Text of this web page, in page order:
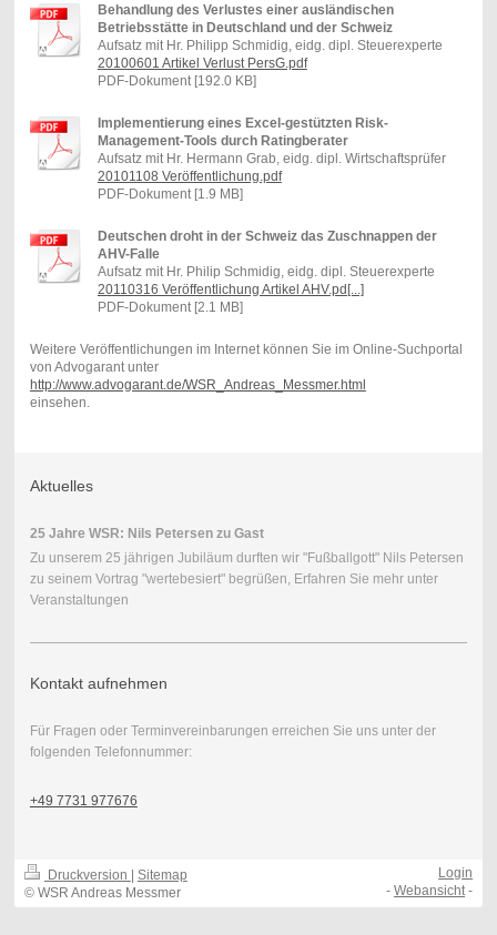
Behandlung des Verlustes einer ausländischen
Betriebsstätte in Deutschland und der Schweiz
Aufsatz mit Hr. Philipp Schmidig, eidg. dipl. Steuerexperte
20100601 Artikel Verlust PersG.pdf
PDF-Dokument [192.0 KB]
Implementierung eines Excel-gestützten Risk-
Management-Tools durch Ratingberater
Aufsatz mit Hr. Hermann Grab, eidg. dipl. Wirtschaftsprüfer
20101108 Veröffentlichung.pdf
PDF-Dokument [1.9 MB]
Deutschen droht in der Schweiz das Zuschnappen der
AHV-Falle
Aufsatz mit Hr. Philip Schmidig, eidg. dipl. Steuerexperte
20110316 Veröffentlichung Artikel AHV.pd[...]
PDF-Dokument [2.1 MB]
Weitere Veröffentlichungen im Internet können Sie im Online-Suchportal
von Advogarant unter
http://www.advogarant.de/WSR_Andreas_Messmer.html
einsehen.
Aktuelles
25 Jahre WSR: Nils Petersen zu Gast
Zu unserem 25 jährigen Jubiläum durften wir "Fußballgott" Nils Petersen
zu seinem Vortrag "wertebesiert" begrüßen, Erfahren Sie mehr unter
Veranstaltungen
Kontakt aufnehmen
Für Fragen oder Terminvereinbarungen erreichen Sie uns unter der
folgenden Telefonnummer:
+49 7731 977676
Druckversion
Sitemap
© WSR Andreas Messmer
Login
-Webansicht-